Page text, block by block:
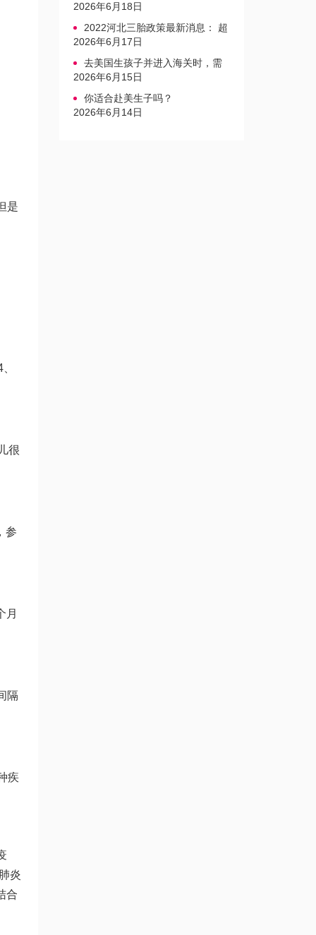
是
很
参
月
隔
疾
炎
合
生家庭罚款标准更新
2026年6月18日
2022河北三胎政策最新消息： 超
生三孩不再缴纳社会抚养费
2026年6月17日
去美国生孩子并进入海关时，需
要注意的事项是什么？
2026年6月15日
你适合赴美生子吗？
2026年6月14日